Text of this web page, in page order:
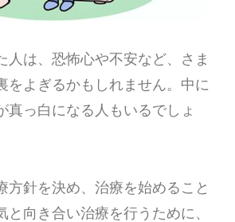
人は、恐怖心や不安など、さま
をよぎるかもしれません。中に
真っ白になる人もいるでしょ
方針を決め、治療を始めること
と向き合い治療を行うために、